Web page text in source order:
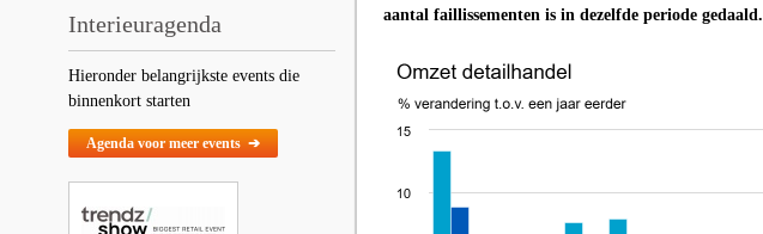
Interieuragenda
Hieronder belangrijkste events die
binnenkort starten
Agenda voor meer events ➔
aantal faillissementen is in dezelfde periode gedaald.